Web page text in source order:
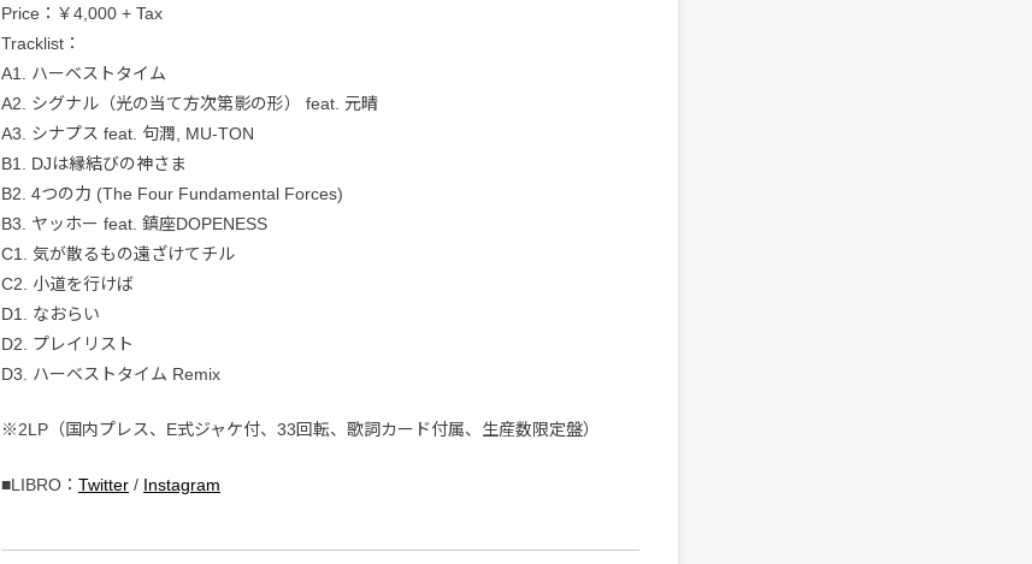
Price：￥4,000 + Tax
Tracklist：
A1. ハーベストタイム
A2. シグナル（光の当て方次第影の形） feat. 元晴
A3. シナプス feat. 句潤, MU-TON
B1. DJは縁結びの神さま
B2. 4つの力 (The Four Fundamental Forces)
B3. ヤッホー feat. 鎮座DOPENESS
C1. 気が散るもの遠ざけてチル
C2. 小道を行けば
D1. なおらい
D2. プレイリスト
D3. ハーベストタイム Remix
※2LP（国内プレス、E式ジャケ付、33回転、歌詞カード付属、生産数限定盤）
■LIBRO： Twitter / Instagram